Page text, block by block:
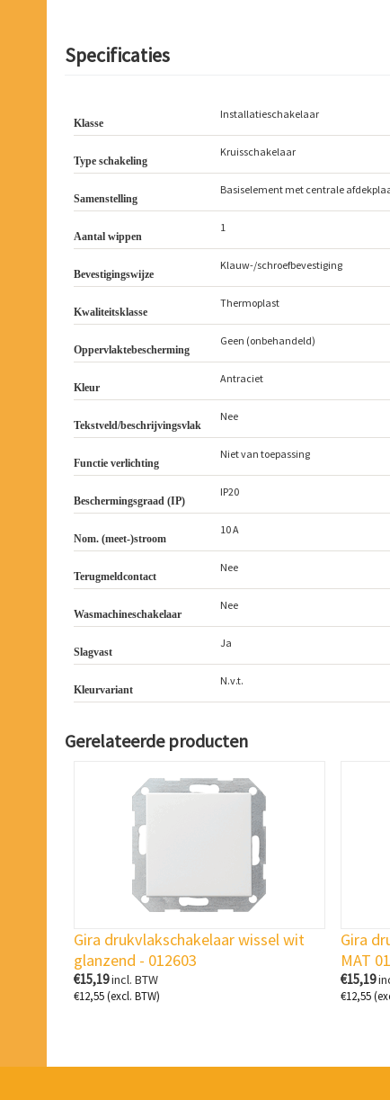
Specificaties
Klasse
Installatieschakelaar
Type schakeling
Kruisschakelaar
Samenstelling
Basiselement met centrale
Aantal wippen
1
Bevestigingswijze
Klauw-/schroefbevestiging
Kwaliteitsklasse
Thermoplast
Oppervlaktebescherming
Geen (onbehandeld)
Kleur
Antraciet
Tekstveld/beschrijvingsvlak
Nee
Functie verlichting
Niet van toepassing
Beschermingsgraad (IP)
IP20
Nom. (meet-)stroom
10 A
Terugmeldcontact
Nee
Wasmachineschakelaar
Nee
Slagvast
Ja
Kleurvariant
N.v.t.
Gerelateerde producten
Gira drukvlakschakelaar wissel wit
glanzend - 012603
€15,19incl. BTW
€12,55(excl. BTW)
Gira
MAT
€15,19
€12,55